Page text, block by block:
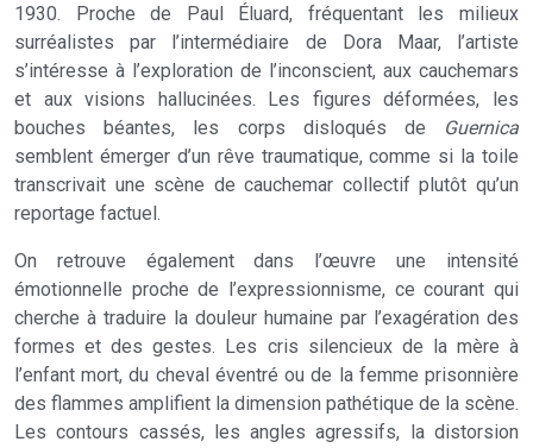
1930. Proche de Paul Éluard, fréquentant les milieux
surréalistes par l’intermédiaire de Dora Maar, l’artiste
s’intéresse à l’exploration de l’inconscient, aux cauchemars
et aux visions hallucinées. Les figures déformées, les
bouches béantes, les corps disloqués de
Guernica
semblent émerger d’un rêve traumatique, comme si la toile
transcrivait une scène de cauchemar collectif plutôt qu’un
reportage factuel.
On retrouve également dans l’œuvre une intensité
émotionnelle proche de l’expressionnisme, ce courant qui
cherche à traduire la douleur humaine par l’exagération des
formes et des gestes. Les cris silencieux de la mère à
l’enfant mort, du cheval éventré ou de la femme prisonnière
des flammes amplifient la dimension pathétique de la scène.
Les contours cassés, les angles agressifs, la distorsion